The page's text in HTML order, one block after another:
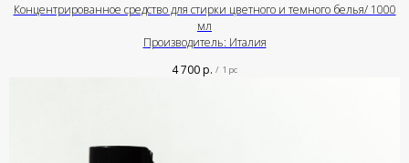
Концентрированное средство для стирки цветного и темного белья/ 1000
мл
Производитель: Италия
4 700р. / 1 pc